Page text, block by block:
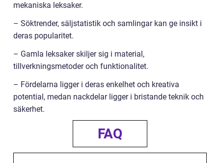
mekaniska leksaker.
– Söktrender, säljstatistik och samlingar kan ge insikt i
deras popularitet.
– Gamla leksaker skiljer sig i material,
tillverkningsmetoder och funktionalitet.
– Fördelarna ligger i deras enkelhet och kreativa
potential, medan nackdelar ligger i bristande teknik och
säkerhet.
FAQ